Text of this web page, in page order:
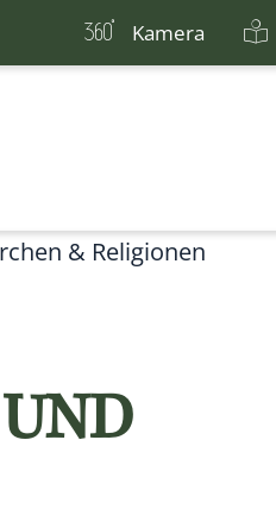
Kamera
& Religionen